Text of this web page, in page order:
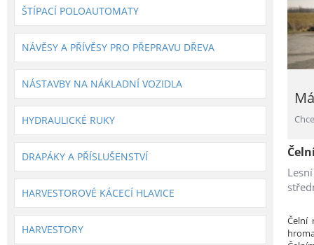
ŠTÍPACÍ POLOAUTOMATY
NÁVĚSY A PŘÍVĚSY PRO PŘEPRAVU DŘEVA
NÁSTAVBY NA NÁKLADNÍ VOZIDLA
HYDRAULICKÉ RUKY
DRAPÁKY A PŘÍSLUŠENSTVÍ
HARVESTOROVÉ KÁCECÍ HLAVICE
HARVESTORY
Čelní